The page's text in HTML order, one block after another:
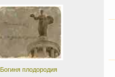
Богиня плодородия